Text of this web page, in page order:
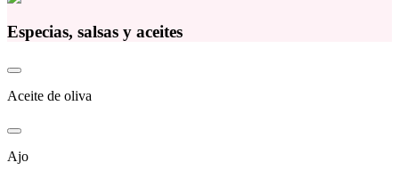
Especias, salsas y aceites
Aceite de oliva
Ajo